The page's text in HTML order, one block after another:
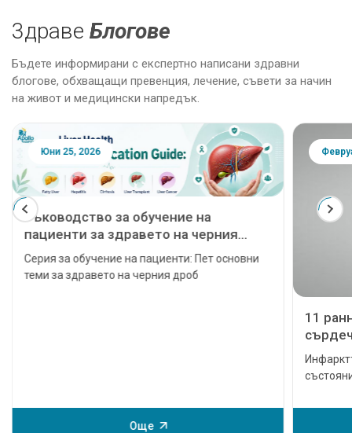
3драве Блогове
Бъдете информирани с експертно написани здравни
блогове, обхващащи превенция, лечение, съвети за начин
на живот и медицински напредък.
Юни 25, 2026
Ръководство за обучение на
пациенти за здравето на черния
дроб: Мазен черен дроб, хепатит,
цироза, чернодробна
трансплантация и рак на черния
Серия за обучение на пациенти: Пет основни
теми за здравето на черния дроб
Още
11
дори